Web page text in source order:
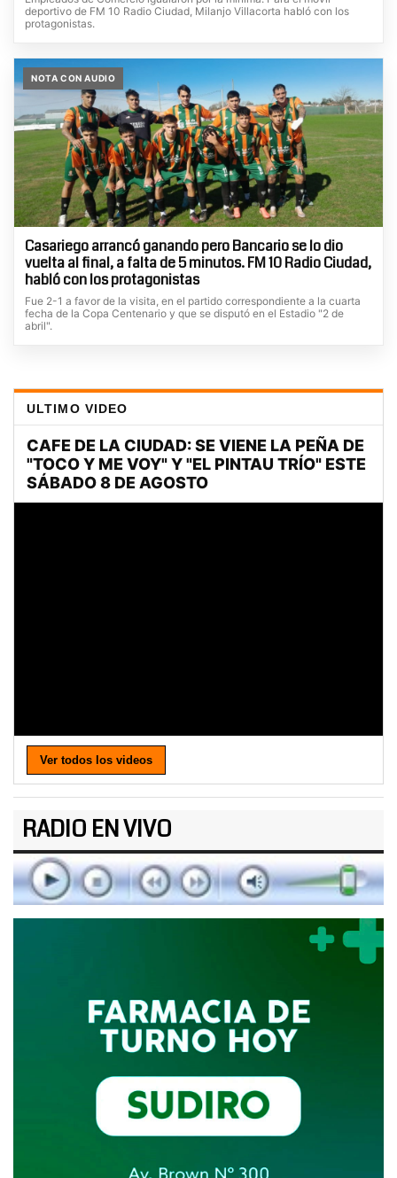
deportivo de FM 10 Radio Ciudad, Milanjo Villacorta habló con los
protagonistas.
NOTA CON AUDIO
Casariego arrancó ganando pero Bancario se lo dio
vuelta al final, a falta de 5 minutos. FM 10 Radio Ciudad,
habló con los protagonistas
Fue 2-1 a favor de la visita, en el partido correspondiente a la cuarta
fecha de la Copa Centenario y que se disputó en el Estadio "2 de
abril".
ULTIMO VIDEO
Ver todos los videos
RADIO EN VIVO